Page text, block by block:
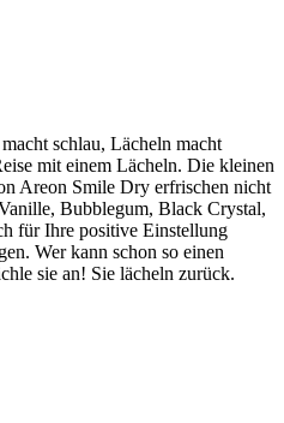
schlau, Lächeln macht
mit einem Lächeln. Die kleinen
Areon Smile Dry erfrischen nicht
Bubblegum, Black Crystal,
für Ihre positive Einstellung
Wer kann schon so einen
sie an! Sie lächeln zurück.